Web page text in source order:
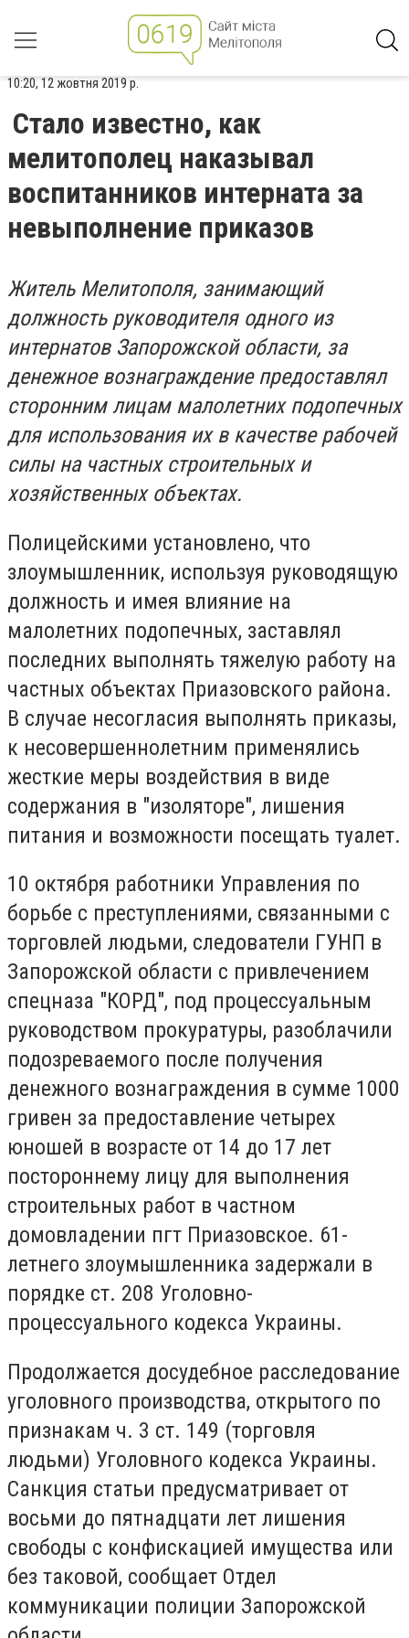
10:20, 12 жовтня 2019 р.
Стало известно, как
мелитополец наказывал
воспитанников интерната за
невыполнение приказов
Житель Мелитополя, занимающий
должность руководителя одного из
интернатов Запорожской области, за
денежное вознаграждение предоставлял
сторонним лицам малолетних подопечных
для использования их в качестве рабочей
силы на частных строительных и
хозяйственных объектах.
Полицейскими установлено, что
злоумышленник, используя руководящую
должность и имея влияние на
малолетних подопечных, заставлял
последних выполнять тяжелую работу на
частных объектах Приазовского района.
В случае несогласия выполнять приказы,
к несовершеннолетним применялись
жесткие меры воздействия в виде
содержания в "изоляторе", лишения
питания и возможности посещать туалет.
10 октября работники Управления по
борьбе с преступлениями, связанными с
торговлей людьми, следователи ГУНП в
Запорожской области с привлечением
спецназа "КОРД", под процессуальным
руководством прокуратуры, разоблачили
подозреваемого после получения
денежного вознаграждения в сумме 1000
гривен за предоставление четырех
юношей в возрасте от 14 до 17 лет
постороннему лицу для выполнения
строительных работ в частном
домовладении пгт Приазовское. 61-
летнего злоумышленника задержали в
порядке ст. 208 Уголовно-
процессуального кодекса Украины.
Продолжается досудебное расследование
уголовного производства, открытого по
признакам ч. 3 ст. 149 (торговля
людьми) Уголовного кодекса Украины.
Санкция статьи предусматривает от
восьми до пятнадцати лет лишения
свободы с конфискацией имущества или
без таковой, сообщает Отдел
коммуникации полиции Запорожской